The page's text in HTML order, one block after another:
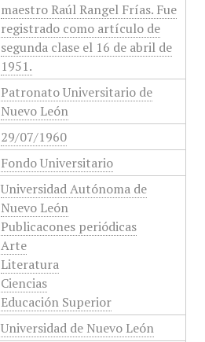
maestro Raúl Rangel Frías. Fue
registrado como artículo de
segunda clase el 16 de abril de
1951.
Patronato Universitario de
Nuevo León
29/07/1960
Fondo Universitario
Universidad Autónoma de
Nuevo León
Publicacones periódicas
Arte
Literatura
Ciencias
Educación Superior
Universidad de Nuevo León